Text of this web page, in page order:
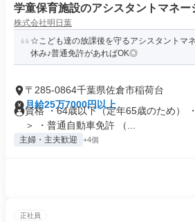
学童保育施設のアシスタントマネー
株式会社明日葉
☆こども達の放課後を守るアシスタントマ
休み♪普通免許があればOK◎
〒285-0864千葉県佐倉市稲荷台
月給25万7000円以上
資格 ・64歳以下（定年65歳のため）
＞ ・普通自動車免許 （...
主婦・主夫歓迎 +4個
正社員